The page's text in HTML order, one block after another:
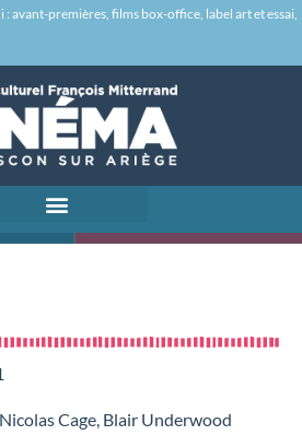
: avant-premières, films box-office, label art et essai,
Cage, Blair Underwood